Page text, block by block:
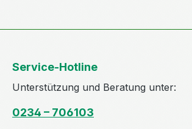
Service-Hotline
Unterstützung und Beratung unter:
0234 – 706103